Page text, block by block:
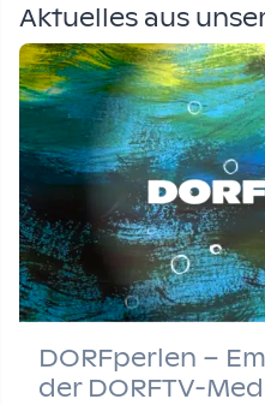
Aktuelles aus
DORFperlen –
der DORFTV-